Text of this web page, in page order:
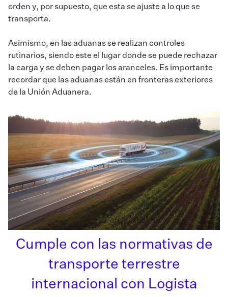
orden y, por supuesto, que esta se ajuste a lo que se
transporta.
Asimismo, en las aduanas se realizan controles
rutinarios, siendo este el lugar donde se puede rechazar
la carga y se deben pagar los aranceles. Es importante
recordar que las aduanas están en fronteras exteriores
de la Unión Aduanera.
Cumple con las normativas de
transporte terrestre
internacional con Logista